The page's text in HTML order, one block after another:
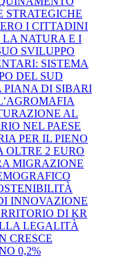
STRATEGICHE
I CITTADINI
LA NATURA E I
SVILUPPO
SISTEMA
DEL SUD
PIANA DI SIBARI
AL
NEL PAESE
PER IL PIENO
OLTRE 2 EURO
MIGRAZIONE
INNOVAZIONE
DI KR
LEGALITÀ
CRESCE
0,2%